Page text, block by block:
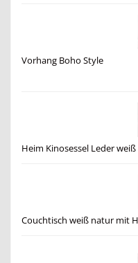
Vorhang Boho Style
Heim Kinosessel Leder weiß
Couchtisch weiß natur mit